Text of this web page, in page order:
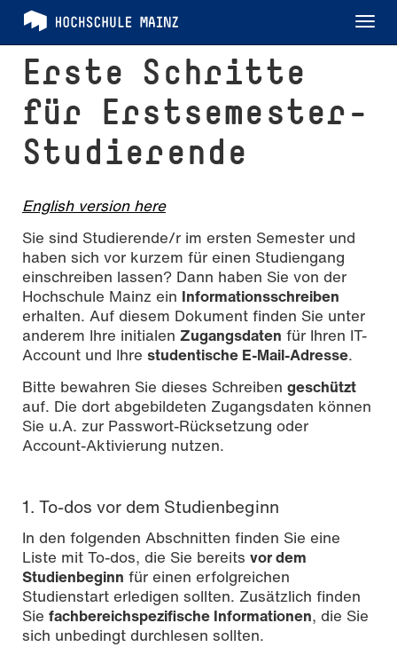
Erste Schritte
für Erstsemester-
Studierende
English version here
Sie sind Studierende/r im ersten Semester und
haben sich vor kurzem für einen Studiengang
einschreiben lassen? Dann haben Sie von der
Hochschule Mainz ein Informationsschreiben
erhalten. Auf diesem Dokument finden Sie unter
anderem Ihre initialen Zugangsdaten für Ihren IT-
Account und Ihre studentische E-Mail-Adresse.
Bitte bewahren Sie dieses Schreiben geschützt
auf. Die dort abgebildeten Zugangsdaten können
Sie u.A. zur Passwort-Rücksetzung oder
Account-Aktivierung nutzen.
1. To-dos vor dem Studienbeginn
In den folgenden Abschnitten finden Sie eine
Liste mit To-dos, die Sie bereits vor dem
Studienbeginn für einen erfolgreichen
Studienstart erledigen sollten. Zusätzlich finden
Sie fachbereichspezifische Informationen, die Sie
sich unbedingt durchlesen sollten.